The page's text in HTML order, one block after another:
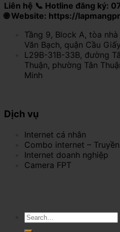
Liên hệ 📞 Hotline đăng ký:
🌐 Website: https://
Tầng 9, Block A, tòa
Văn Bạch, quận Cầu
L29B-31B-33B, đường
Thuận, phường Tân
Minh
Dịch vụ
Internet cá nhân
Combo internet –
Internet doanh nghiệp
Camera FPT